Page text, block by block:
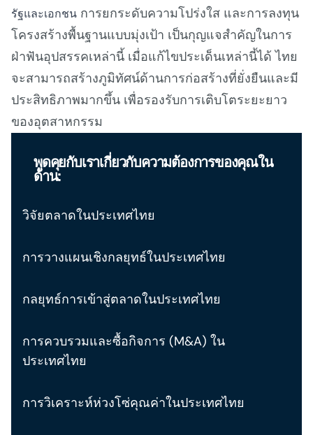
รัฐและเอกชน การยกระดับความโปร่งใส และการลงทุน
โครงสร้างพื้นฐานแบบมุ่งเป้า เป็นกุญแจสำคัญในการ
ฝ่าฟันอุปสรรคเหล่านี้ เมื่อแก้ไขประเด็นเหล่านี้ได้ ไทย
จะสามารถสร้างภูมิทัศน์ด้านการก่อสร้างที่ยั่งยืนและมี
ประสิทธิภาพมากขึ้น เพื่อรองรับการเติบโตระยะยาว
ของอุตสาหกรรม
พูดคุยกับเราเกี่ยวกับความต้องการของคุณใน
ด้าน:
วิจัยตลาดในประเทศไทย
การวางแผนเชิงกลยุทธ์ในประเทศไทย
กลยุทธ์การเข้าสู่ตลาดในประเทศไทย
การควบรวมและซื้อกิจการ (M&A) ใน
ประเทศไทย
การวิเคราะห์ห่วงโซ่คุณค่าในประเทศไทย